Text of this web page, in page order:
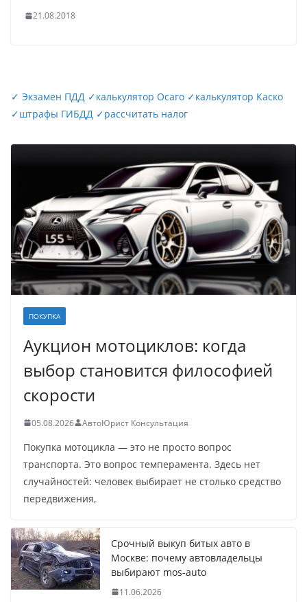
21.08.2018
✓ Экзамен ПДД ✓калькулятор Осаго ✓калькулятор Каско
✓штрафы ГИБДД ✓рассчитать налог
ПОКУПКА
Аукцион мотоциклов: когда
выбор становится философией
скорости
05.08.2026 АвтоЮрист Консультация
Покупка мотоцикла — это не просто вопрос
транспорта. Это вопрос темперамента. Здесь нет
случайностей: человек выбирает не столько средство
передвижения,
Срочный выкуп битых авто в
Москве: почему автовладельцы
выбирают mos-auto
11.06.2026